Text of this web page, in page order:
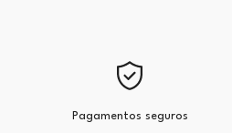
Pagamentos seguros